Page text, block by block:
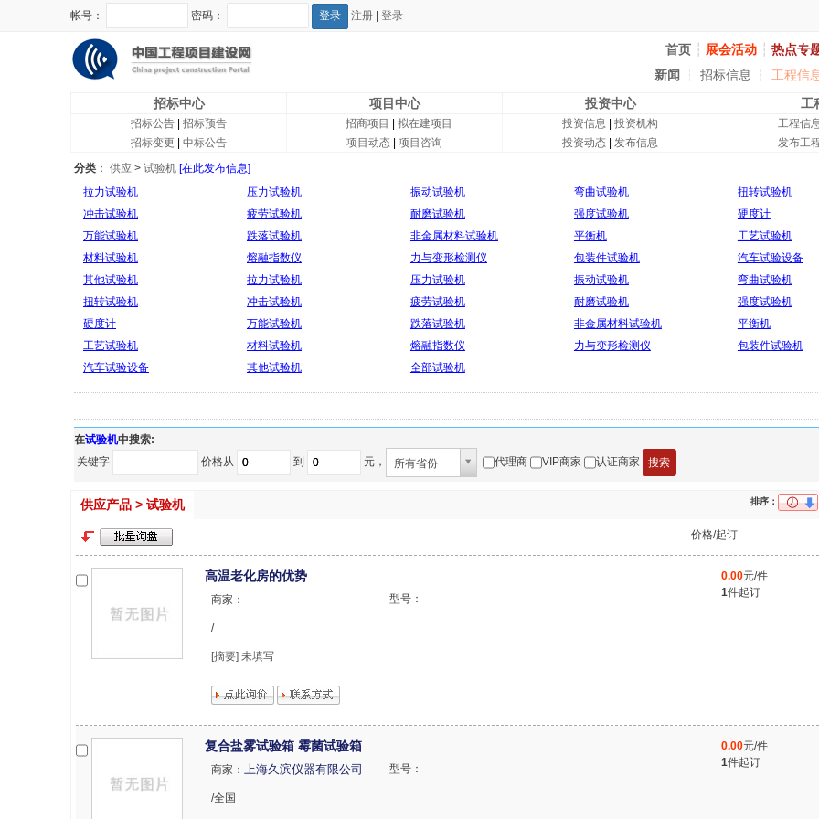
帐号： 密码： 注册 登录
首页 ┆ 展会活动 ┆ 热点专
新闻
招标信息
工程信
招标中心
项目中心 投资中心 工
招标公告
招标预告
招标变更
中标公告
招商项目
拟在建项目
项目动态
项目咨询
投资信息
投资机构
投资动态
发布信息
工程信
发布工
分类 ： 供应 > 试验机 [在此发布信息]
拉力试验机
压力试验机 振动试验机 弯曲试验机
扭转试验机
冲击试验机
疲劳试验机 耐磨试验机 强度试验机
硬度计
万能试验机
跌落试验机 非金属材料试验机 平衡机
工艺试验机
材料试验机
熔融指数仪 力与变形检测仪 包装件试验机
汽车试验设备
其他试验机
拉力试验机 压力试验机 振动试验机
弯曲试验机
扭转试验机
冲击试验机 疲劳试验机 耐磨试验机
强度试验机
硬度计
万能试验机 跌落试验机 非金属材料试验机
平衡机
工艺试验机
材料试验机 熔融指数仪 力与变形检测仪
包装件试验机
汽车试验设备
其他试验机 全部试验机
在试验机中搜索:
关键字
价格从 到 元， 所有省份 代理商 VIP商家 认证商家
供应产品 > 试验机 排序：
价格/起订
高温老化房的优势
商家： 型号：
/
[摘要] 未填写
0.00元/件
1件起订
复合盐雾试验箱 霉菌试验箱
商家： 上海久滨仪器有限公司 型号：
/全国
0.00元/件
1件起订